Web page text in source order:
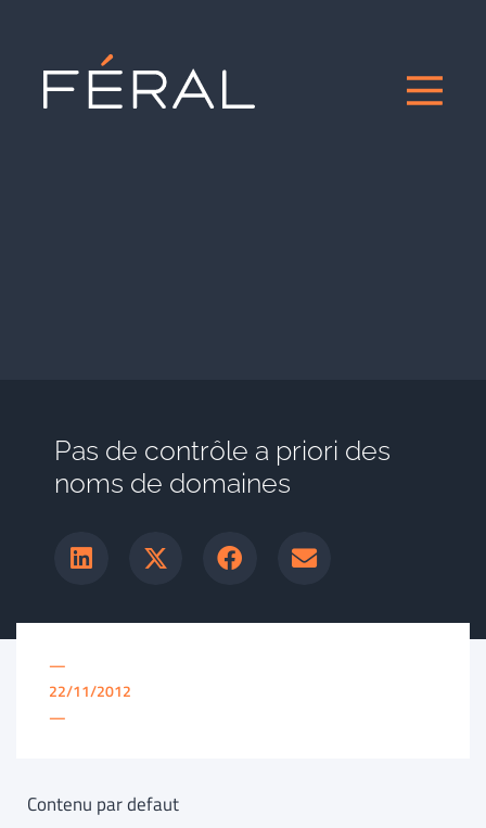
Pas de contrôle a priori des
noms de domaines
—
22/11/2012
—
Contenu par defaut